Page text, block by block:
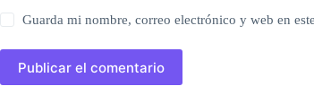
Guarda mi nombre, correo electrónico y web en
Publicar el comentario